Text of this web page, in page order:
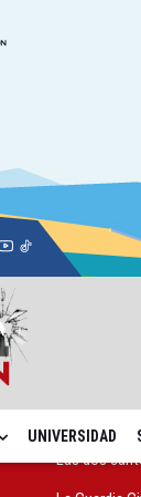
UNIVERSIDAD